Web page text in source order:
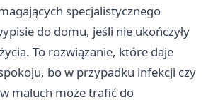
specjalistycznego
do domu, jeśli nie ukończyły
To rozwiązanie, które daje
bo w przypadku infekcji czy
maluch może trafić do